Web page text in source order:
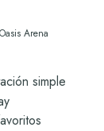
Arena
simple